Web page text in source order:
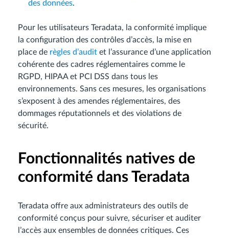
des données.
Pour les utilisateurs Teradata, la conformité implique
la configuration des contrôles d’accès, la mise en
place de règles d’audit et l’assurance d’une application
cohérente des cadres réglementaires comme le
RGPD, HIPAA et PCI DSS dans tous les
environnements. Sans ces mesures, les organisations
s’exposent à des amendes réglementaires, des
dommages réputationnels et des violations de
sécurité.
Fonctionnalités natives de
conformité dans Teradata
Teradata offre aux administrateurs des outils de
conformité conçus pour suivre, sécuriser et auditer
l’accès aux ensembles de données critiques. Ces